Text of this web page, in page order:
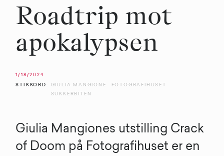
Roadtrip mot
apokalypsen
1/18/2024
STIKKORD: GIULIA MANGIONE
FOTOGRAFIHUSET
SUKKERBITEN
Giulia Mangiones utstilling Crack
of Doom på Fotografihuset er en